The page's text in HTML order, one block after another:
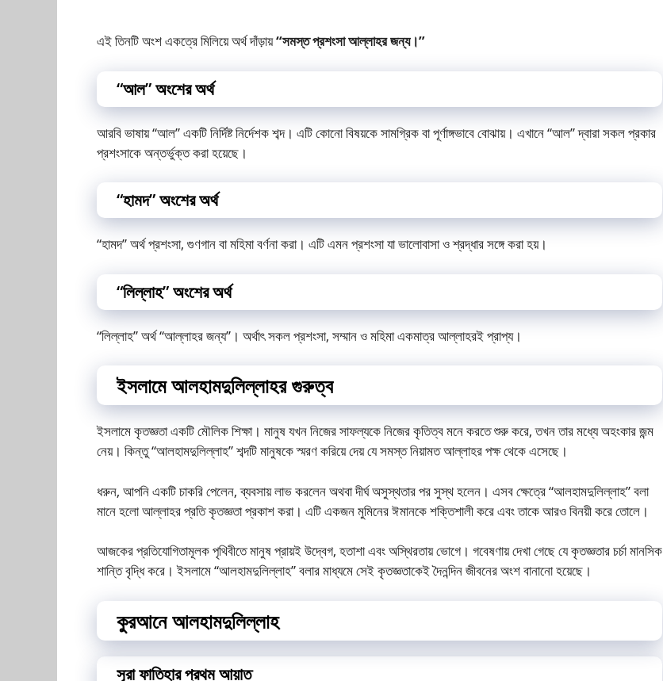
এই তিনটি অংশ একত্রে মিলিয়ে অর্থ দাঁড়ায়“সমস্ত প্রশংসা আল্লাহর জন্য।”
“আল” অংশের অর্থ
আরবি ভাষায় “আল” একটি নির্দিষ্ট নির্দেশক শব্দ। এটি কোনো বিষয়কে সামগ্রিক বা পূর্ণাঙ্গভাবে বোঝায়। এখানে “আল” দ্বারা সকল প্রকার
প্রশংসাকে অন্তর্ভুক্ত করা হয়েছে।
“হামদ” অংশের অর্থ
“হামদ” অর্থ প্রশংসা, গুণগান বা মহিমা বর্ণনা করা। এটি এমন প্রশংসা যা ভালোবাসা ও শ্রদ্ধার সঙ্গে করা হয়।
“লিল্লাহ” অংশের অর্থ
“লিল্লাহ” অর্থ “আল্লাহর জন্য”। অর্থাৎ সকল প্রশংসা, সম্মান ও মহিমা একমাত্র আল্লাহরই প্রাপ্য।
ইসলামে আলহামদুলিল্লাহর গুরুত্ব
ইসলামে কৃতজ্ঞতা একটি মৌলিক শিক্ষা। মানুষ যখন নিজের সাফল্যকে নিজের কৃতিত্ব মনে করতে শুরু করে, তখন তার মধ্যে অহংকার জন্ম
নেয়। কিন্তু “আলহামদুলিল্লাহ” শব্দটি মানুষকে স্মরণ করিয়ে দেয় যে সমস্ত নিয়ামত আল্লাহর পক্ষ থেকে এসেছে।
ধরুন, আপনি একটি চাকরি পেলেন, ব্যবসায় লাভ করলেন অথবা দীর্ঘ অসুস্থতার পর সুস্থ হলেন। এসব ক্ষেত্রে “আলহামদুলিল্লাহ” বলা
মানে হলো আল্লাহর প্রতি কৃতজ্ঞতা প্রকাশ করা। এটি একজন মুমিনের ঈমানকে শক্তিশালী করে এবং তাকে আরও বিনয়ী করে তোলে।
আজকের প্রতিযোগিতামূলক পৃথিবীতে মানুষ প্রায়ই উদ্বেগ, হতাশা এবং অস্থিরতায় ভোগে। গবেষণায় দেখা গেছে যে কৃতজ্ঞতার চর্চা মানসিক
শান্তি বৃদ্ধি করে। ইসলামে “আলহামদুলিল্লাহ” বলার মাধ্যমে সেই কৃতজ্ঞতাকেই দৈনন্দিন জীবনের অংশ বানানো হয়েছে।
কুরআনে আলহামদুলিল্লাহ
সূরা ফাতিহার প্রথম আয়াত